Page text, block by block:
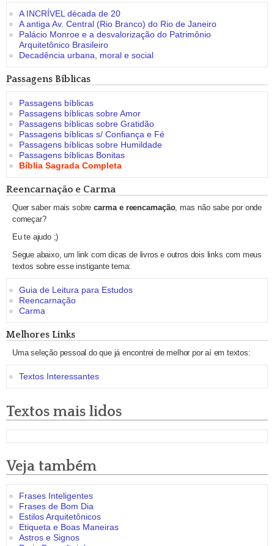
A INCRÍVEL década de 20
A antiga Av. Central (Rio Branco) do Rio de Janeiro
Palácio Monroe e a desvalorização do Patrimônio
Arquitetônico Brasileiro
Decadência urbana, moral e social
Passagens Bíblicas
Passagens bíblicas
Passagens bíblicas sobre Amor
Passagens bíblicas sobre Gratidão
Passagens bíblicas s/ Confiança e Fé
Passagens bíblicas sobre Humildade
Passagens bíblicas Bonitas
Bíblia Sagrada Completa
Reencarnação e Carma
Quer saber mais sobrecarma e reencarnação, mas não sabe por onde
começar?
Eu te ajudo ;)
Segue abaixo, um link com dicas de livros e outros dois links com meus
textos sobre esse instigante tema:
Guia de Leitura para Estudos
Reencarnação
Carma
Melhores Links
Uma seleção pessoal do que já encontrei de melhor por aí em textos:
Textos Interessantes
Textos mais lidos
Veja também
Frases Inteligentes
Frases de Bom Dia
Estilos Arquitetônicos
Etiqueta e Boas Maneiras
Astros e Signos